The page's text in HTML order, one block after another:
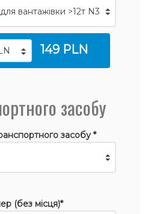
149 PLN
засобу
засобу *
(без місця)*